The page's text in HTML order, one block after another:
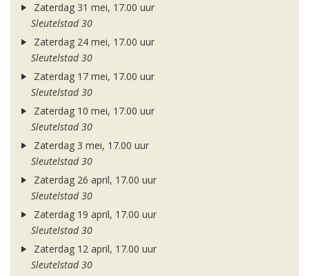
Zaterdag 31 mei, 17.00 uur
Sleutelstad 30
Zaterdag 24 mei, 17.00 uur
Sleutelstad 30
Zaterdag 17 mei, 17.00 uur
Sleutelstad 30
Zaterdag 10 mei, 17.00 uur
Sleutelstad 30
Zaterdag 3 mei, 17.00 uur
Sleutelstad 30
Zaterdag 26 april, 17.00 uur
Sleutelstad 30
Zaterdag 19 april, 17.00 uur
Sleutelstad 30
Zaterdag 12 april, 17.00 uur
Sleutelstad 30